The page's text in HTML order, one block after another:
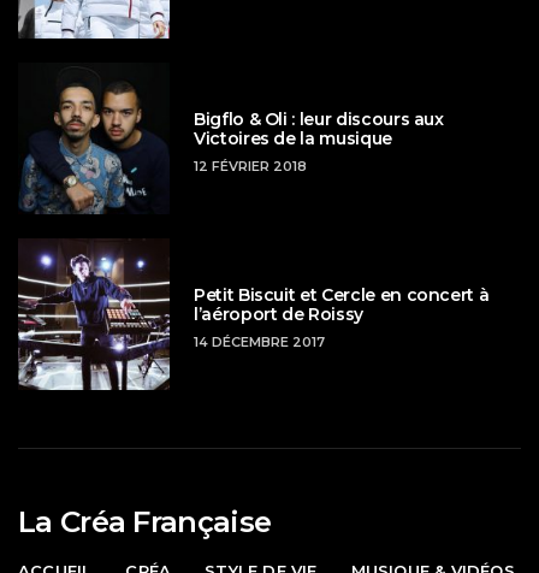
Bigflo & Oli : leur discours aux
Victoires de la musique
12 FÉVRIER 2018
Petit Biscuit et Cercle en concert à
l’aéroport de Roissy
14 DÉCEMBRE 2017
La Créa Française